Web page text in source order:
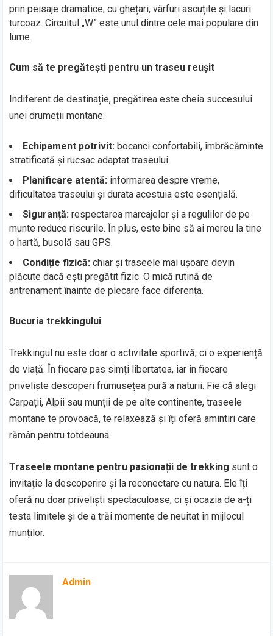
prin peisaje dramatice, cu ghețari, vârfuri ascuțite și lacuri
turcoaz. Circuitul „W” este unul dintre cele mai populare din
lume.
Cum să te pregătești pentru un traseu reușit
Indiferent de destinație, pregătirea este cheia succesului
unei drumeții montane:
Echipament potrivit: bocanci confortabili, îmbrăcăminte
stratificată și rucsac adaptat traseului.
Planificare atentă: informarea despre vreme,
dificultatea traseului și durata acestuia este esențială.
Siguranță: respectarea marcajelor și a regulilor de pe
munte reduce riscurile. În plus, este bine să ai mereu la tine
o hartă, busolă sau GPS.
Condiție fizică: chiar și traseele mai ușoare devin
plăcute dacă ești pregătit fizic. O mică rutină de
antrenament înainte de plecare face diferența.
Bucuria trekkingului
Trekkingul nu este doar o activitate sportivă, ci o experiență
de viață. În fiecare pas simți libertatea, iar în fiecare
priveliște descoperi frumusețea pură a naturii. Fie că alegi
Carpații, Alpii sau munții de pe alte continente, traseele
montane te provoacă, te relaxează și îți oferă amintiri care
rămân pentru totdeauna.
Traseele montane pentru pasionații de trekking sunt o
invitație la descoperire și la reconectare cu natura. Ele îți
oferă nu doar priveliști spectaculoase, ci și ocazia de a-ți
testa limitele și de a trăi momente de neuitat în mijlocul
munților.
Admin